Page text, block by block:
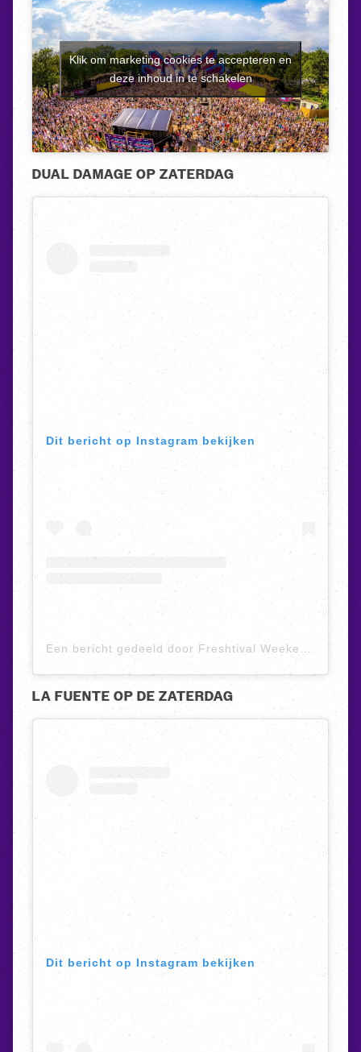
Klik om marketing cookies te accepteren en
deze inhoud in te schakelen
DUAL DAMAGE OP ZATERDAG
Dit bericht op Instagram bekijken
LA FUENTE OP DE ZATERDAG
Dit bericht op Instagram bekijken